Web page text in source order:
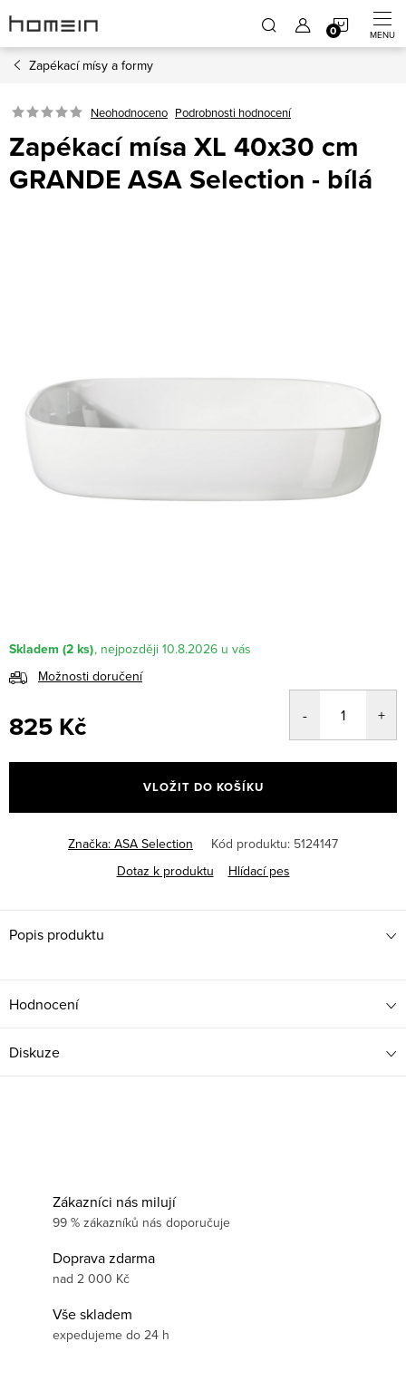
na
obsah
Zapékací mísy a formy
Neohodnoceno Podrobnosti hodnocení
Zapékací mísa XL 40x30 cm
GRANDE ASA Selection - bílá
Skladem (2 ks)
10.8.2026
Možnosti doručení
825 Kč
cena:
VLOŽIT DO KOŠÍKU
Značka: ASA Selection Kód produktu: 5124147
Dotaz k produktu
Hlídací pes
Popis produktu
Hodnocení
Diskuze
Zákazníci nás milují
99 % zákazníků nás doporučuje
Doprava zdarma
nad 2 000 Kč
Vše skladem
expedujeme do 24 h